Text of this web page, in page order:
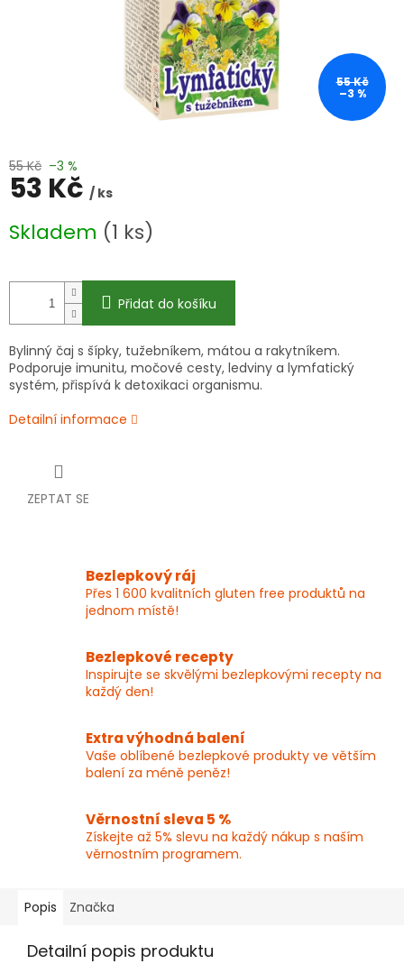
55 Kč
–3 %
55 Kč –3 %
53 Kč / ks
cena:
Skladem (1 ks)
Přidat do košíku
Bylinný čaj s šípky, tužebníkem, mátou a rakytníkem.
Podporuje imunitu, močové cesty, ledviny a lymfatický
systém, přispívá k detoxikaci organismu.
Detailní informace
ZEPTAT SE
Bezlepkový ráj
Přes 1 600 kvalitních gluten free produktů na
jednom místě!
Bezlepkové recepty
Inspirujte se skvělými bezlepkovými recepty na
každý den!
Extra výhodná balení
Vaše oblíbené bezlepkové produkty ve větším
balení za méně peněz!
Věrnostní sleva 5 %
Získejte až 5% slevu na každý nákup s naším
věrnostním programem.
Popis Značka
Detailní popis produktu